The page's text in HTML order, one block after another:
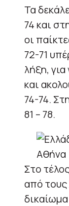
Τα
74 και
οι
72-71
λήξη, για
και
74-74.
81 – 78.
Στο
από τους